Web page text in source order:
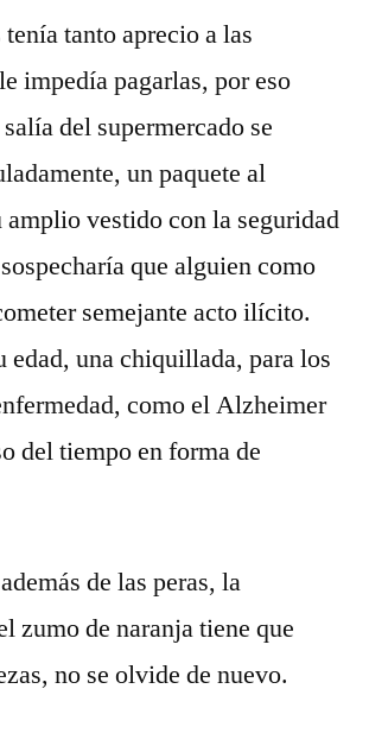
tanto aprecio a las
impedía pagarlas, por eso
del supermercado se
un paquete al
vestido con la seguridad
que alguien como
semejante acto ilícito.
edad, una chiquillada, para los
como el Alzheimer
del tiempo en forma de
de las peras, la
zumo de naranja tiene que
no se olvide de nuevo.